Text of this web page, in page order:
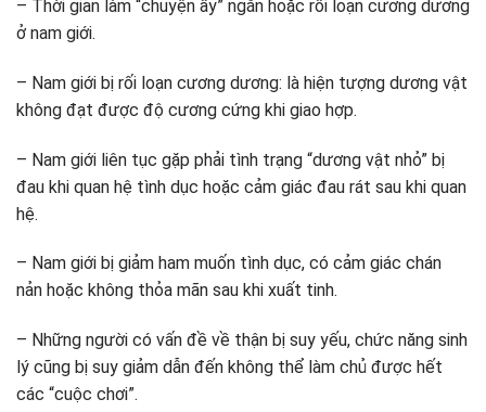
– Thời gian làm “chuyện ấy” ngắn hoặc rối loạn cương dương
ở nam giới.
– Nam giới bị rối loạn cương dương: là hiện tượng dương vật
không đạt được độ cương cứng khi giao hợp.
– Nam giới liên tục gặp phải tình trạng “dương vật nhỏ” bị
đau khi quan hệ tình dục hoặc cảm giác đau rát sau khi quan
hệ.
– Nam giới bị giảm ham muốn tình dục, có cảm giác chán
nản hoặc không thỏa mãn sau khi xuất tinh.
– Những người có vấn đề về thận bị suy yếu, chức năng sinh
lý cũng bị suy giảm dẫn đến không thể làm chủ được hết
các “cuộc chơi”.